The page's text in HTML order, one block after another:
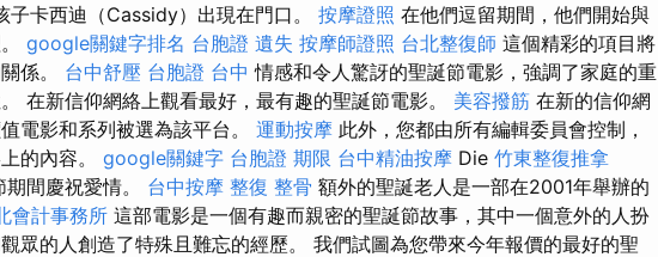
卡西迪（Cassidy）出現在門口。 按摩證照 在他們逗留期間，他們開始與
google關鍵字排名 台胞證 遺失 按摩師證照 台北整復師 這個精彩的項目將
係。 台中舒壓 台胞證 台中 情感和令人驚訝的聖誕節電影，強調了家庭的重
在新信仰網絡上觀看最好，最有趣的聖誕節電影。 美容撥筋 在新的信仰網
電影和系列被選為該平台。 運動按摩 此外，您都由所有編輯委員會控制，
的內容。 google關鍵字 台胞證 期限 台中精油按摩 Die 竹東整復推拿
間慶祝愛情。 台中按摩 整復 整骨 額外的聖誕老人是一部在2001年舉辦的
會計事務所 這部電影是一個有趣而親密的聖誕節故事，其中一個意外的人扮
眾的人創造了特殊且難忘的經歷。 我們試圖為您帶來今年報價的最好的聖